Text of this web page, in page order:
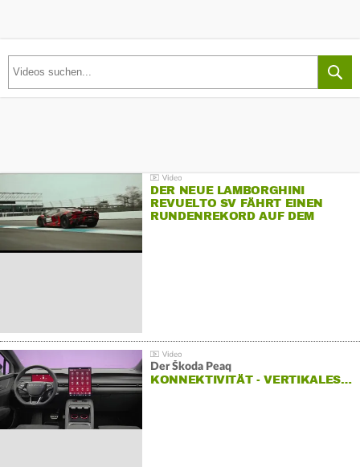
DER NEUE LAMBORGHINI
REVUELTO SV FÄHRT EINEN
RUNDENREKORD AUF DEM
Der Škoda Peaq
KONNEKTIVITÄT - VERTIKALES…